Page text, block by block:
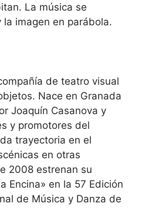
La música se
imagen en parábola.
de teatro visual
Nace en Granada
Joaquín Casanova y
y promotores del
trayectoria en el
en otras
2008 estrenan su
Encina» en la 57 Edición
de Música y Danza de